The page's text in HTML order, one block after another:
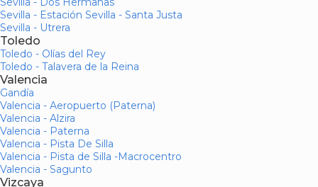
Sevilla - Estación Sevilla - Santa Justa
Sevilla - Utrera
Toledo
Toledo - Olías del Rey
Toledo - Talavera de la Reina
Valencia
Gandía
Valencia - Aeropuerto (Paterna)
Valencia - Alzira
Valencia - Paterna
Valencia - Pista De Silla
Valencia - Pista de Silla -Macrocentro
Valencia - Sagunto
Vizcaya